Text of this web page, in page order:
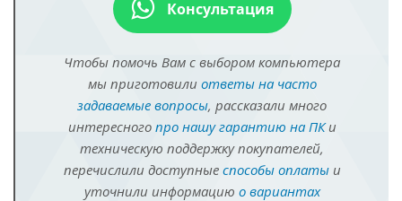
Консультация
Чтобы помочь Вам с выбором компьютера
мы приготовили ответы на часто
задаваемые вопросы, рассказали много
интересного про нашу гарантию на ПКи
техническую поддержку покупателей,
перечислили доступные способы оплатыи
уточнили информацию о вариантах